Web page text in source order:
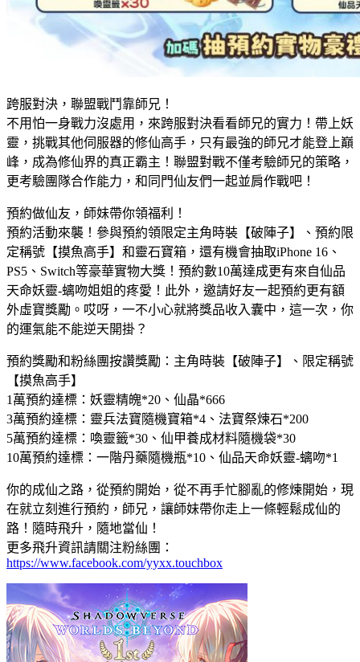
跨服對決，聯盟戰鬥靠師兄！
不用怕一身戰力沒處用，來跨服對決看看師兄的實力！帶上妖
靈，挑戰其他伺服器的修仙高手，只有最強的師兄才能登上巔
峰，成為修仙界的真正霸主！聯盟對戰不僅考驗師兄的策略，
更考驗團隊合作能力，和同門仙友們一起並肩作戰吧！
預約做仙友，師妹帶你領福利！
預約活動來襲！參與預約領限定主角時裝【破陣子】、預約限
定稱號【摸魚高手】和靈石寶箱，還有機會抽取iPhone 16、
PS5、Switch等豪華實物大獎！預約數10萬達成更有來自仙品
天命妖靈-螭吻姐姐的疼愛！此外，邀請好友一起預約更有額
外虛寶獎勵。哎呀，一不小心就將獎品收入囊中，這一次，你
的運氣能不能逆天開掛？
預約獎勵和粉絲團按讚獎勵：主角時裝【破陣子】、限定稱號
【摸魚高手】
1萬預約達標：妖靈精魄*20、仙晶*666
3萬預約達標：靈兵法寶隨機寶箱*4、法寶祭煉石*200
5萬預約達標：喚靈籤*30、仙甲養成材料隨機袋*30
10萬預約達標：一階丹藥隨機瓶*10、仙品天命妖靈-螭吻*1
你的成仙之路，從預約開始，從不再手忙腳亂的修煉開始，現
在就立刻進行預約，師兄，讓師妹帶你走上一條輕鬆成仙的
路！隨時飛升，隨地當仙！
更多飛升資訊請關注粉絲團：
https://www.facebook.com/yyxx.touchbox